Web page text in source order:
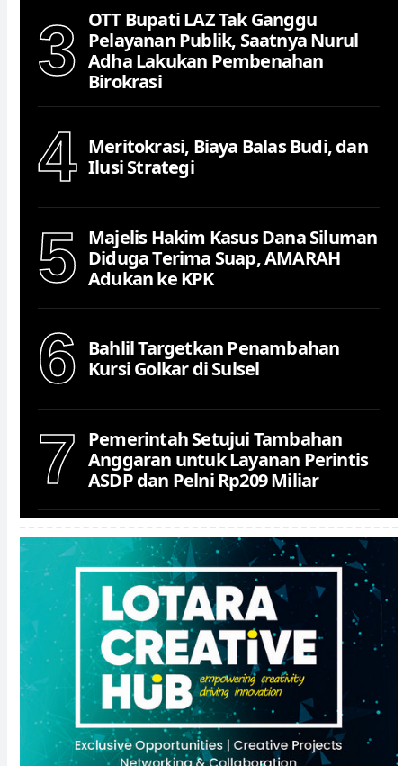
3
OTT Bupati LAZ Tak Ganggu
Pelayanan Publik, Saatnya Nurul
Adha Lakukan Pembenahan
Birokrasi
4
Meritokrasi, Biaya Balas Budi, dan
Ilusi Strategi
5
Majelis Hakim Kasus Dana Siluman
Diduga Terima Suap, AMARAH
Adukan ke KPK
6
Bahlil Targetkan Penambahan
Kursi Golkar di Sulsel
7
Pemerintah Setujui Tambahan
Anggaran untuk Layanan Perintis
ASDP dan Pelni Rp209 Miliar